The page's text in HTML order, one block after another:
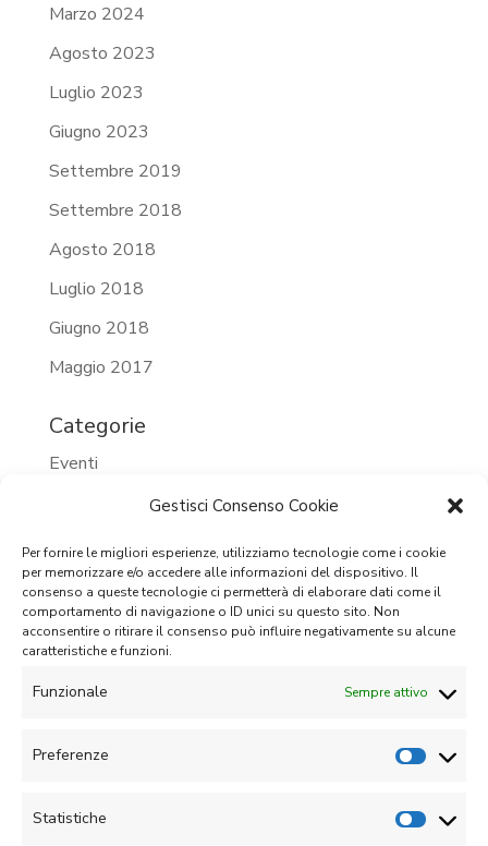
Gestisci Consenso Cookie
Per fornire le migliori esperienze, utilizziamo tecnologie come i cookie
per memorizzare e/o accedere alle informazioni del dispositivo. Il
consenso a queste tecnologie ci permetterà di elaborare dati come il
comportamento di navigazione o ID unici su questo sito. Non
acconsentire o ritirare il consenso può influire negativamente su alcune
caratteristiche e funzioni.
Funzionale Sempre attivo
Preferenze
Statistiche
Marzo 2024
Agosto 2023
Luglio 2023
Giugno 2023
Settembre 2019
Settembre 2018
Agosto 2018
Luglio 2018
Giugno 2018
Maggio 2017
Categorie
Eventi
Eventi 2024
Eventi passati
Prossimi eventi
Senza categoria
Accedi